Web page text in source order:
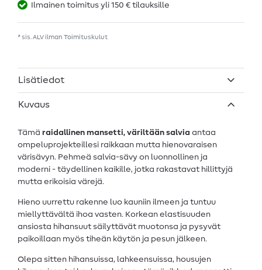
Ilmainen toimitus yli 150 € tilauksille
* sis. ALV ilman Toimituskulut
Lisätiedot
Kuvaus
Tämä raidallinen mansetti, väriltään salvia antaa
ompeluprojekteillesi raikkaan mutta hienovaraisen
värisävyn. Pehmeä salvia-sävy on luonnollinen ja
moderni - täydellinen kaikille, jotka rakastavat hillittyjä
mutta erikoisia värejä.
Hieno uurrettu rakenne luo kauniin ilmeen ja tuntuu
miellyttävältä ihoa vasten. Korkean elastisuuden
ansiosta hihansuut säilyttävät muotonsa ja pysyvät
paikoillaan myös tiheän käytön ja pesun jälkeen.
Olepa sitten hihansuissa, lahkeensuissa, housujen